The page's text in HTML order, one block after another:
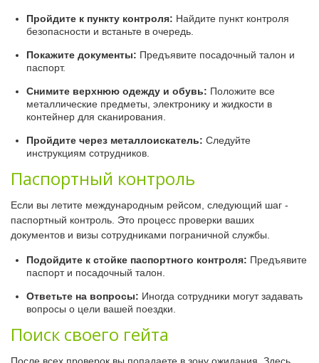
Пройдите к пункту контроля: Найдите пункт контроля
безопасности и встаньте в очередь.
Покажите документы: Предъявите посадочный талон и
паспорт.
Снимите верхнюю одежду и обувь: Положите все
металлические предметы, электронику и жидкости в
контейнер для сканирования.
Пройдите через металлоискатель: Следуйте
инструкциям сотрудников.
Паспортный контроль
Если вы летите международным рейсом, следующий шаг -
паспортный контроль. Это процесс проверки ваших
документов и визы сотрудниками пограничной службы.
Подойдите к стойке паспортного контроля: Предъявите
паспорт и посадочный талон.
Ответьте на вопросы: Иногда сотрудники могут задавать
вопросы о цели вашей поездки.
Поиск своего гейта